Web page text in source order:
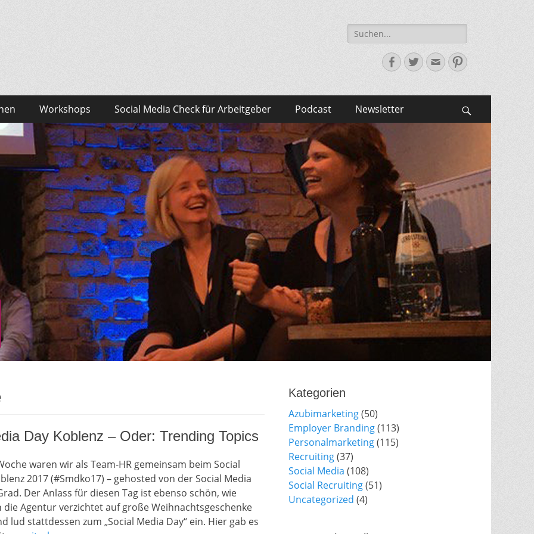
Suche
nach:
Facebook
Twitter
E-
Mail-
Pinterest
Workshops Social Media Check für Arbeitgeber Podcast Newsletter
Day Koblenz – Oder: Trending Topics
waren wir als Team-HR gemeinsam beim Social
2017 (#Smdko17) – gehosted von der Social Media
Der Anlass für diesen Tag ist ebenso schön, wie
die Agentur verzichtet auf große Weihnachtsgeschenke
lud stattdessen zum „Social Media Day“ ein. Hier gab es
Kategorien
Azubimarketing(50)
Employer Branding(113)
Personalmarketing(115)
Recruiting(37)
Social Media (108)
Social Recruiting(51)
Uncategorized (4)